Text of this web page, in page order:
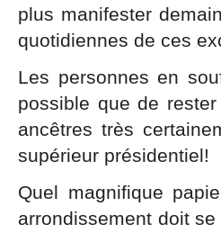
plus manifester
quotidiennes de ces
Les personnes en
possible que de
ancêtres très
supérieur présidentiel!
Quel magnifique
arrondissement doit